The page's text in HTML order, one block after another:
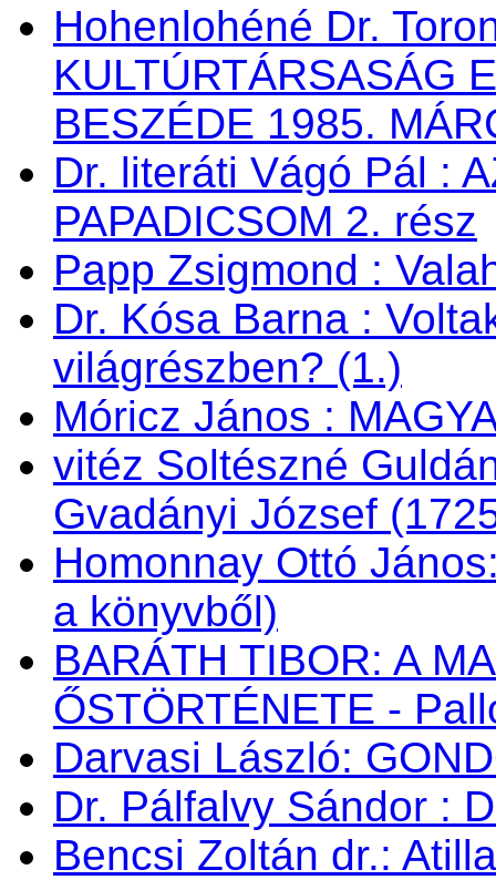
Hohenlohéné Dr.
KULTÚRTÁRSASÁG
BESZÉDE 1985.
Dr. literáti Vágó Pál :
PAPADICSOM 2. rész
Papp Zsigmond :
Dr. Kósa Barna :
világrészben? (1.)
Móricz János :
vitéz Soltészné
Gvadányi József
Homonnay Ottó
a könyvből)
BARÁTH TIBOR: A
ŐSTÖRTÉNETE -
Darvasi László:
Dr. Pálfalvy Sándor :
Bencsi Zoltán dr.: